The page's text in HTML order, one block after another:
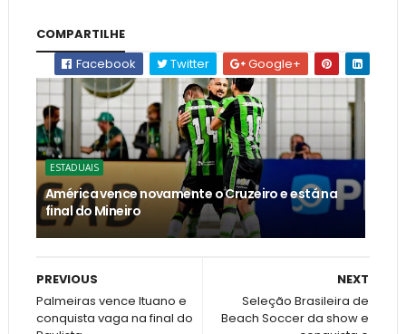
COMPARTILHE
Facebook
Twitter Google+
ESTADUAIS
América vence novamente o Cruzeiro e está na
final do Mineiro
NEXT
Seleção Brasileira de
Beach Soccer da show e
PREVIOUS
Palmeiras vence Ituano e
conquista vaga na final do